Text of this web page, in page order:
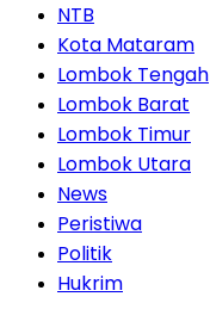
NTB
Kota Mataram
Lombok Tengah
Lombok Barat
Lombok Timur
Lombok Utara
News
Peristiwa
Politik
Hukrim